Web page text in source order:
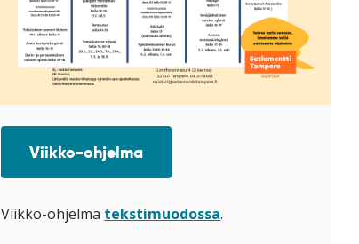
Viikko-ohjelma
Viikko-ohjelma tekstimuodossa.